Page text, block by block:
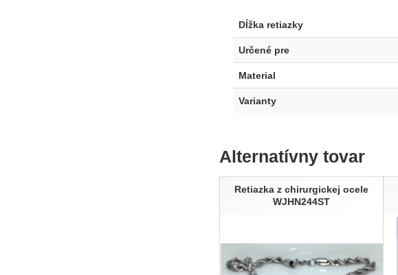
Dĺžka retiazky
Určené pre
Material
Varianty
Alternatívny tovar
Retiazka z chirurgickej ocele
WJHN244ST